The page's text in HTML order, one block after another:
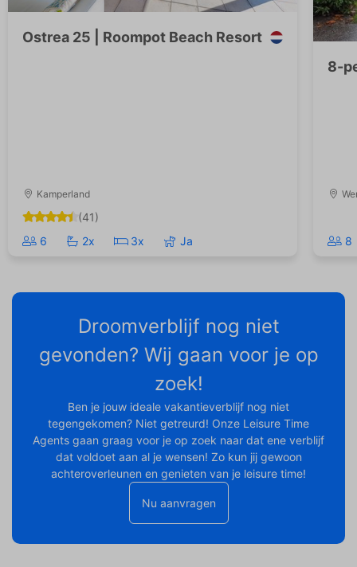
Ostrea 25 | Roompot Beach Resort
Kamperland
(41)
6
2x 3x Ja
8-
8
Droomverblijf nog niet
gevonden? Wij gaan voor je op
zoek!
Ben je jouw ideale vakantieverblijf nog niet
tegengekomen? Niet getreurd! Onze Leisure Time
Agents gaan graag voor je op zoek naar dat ene verblijf
dat voldoet aan al je wensen! Zo kun jij gewoon
achteroverleunen en genieten van je leisure time!
Nu aanvragen